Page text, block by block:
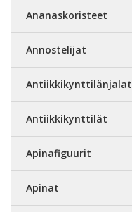
Ananaskoristeet
Annostelijat
Antiikkikynttilänjalat
Antiikkikynttilät
Apinafiguurit
Apinat